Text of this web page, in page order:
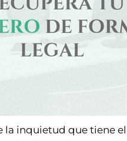
la inquietud que tiene